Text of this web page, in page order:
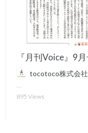
tocotoco株式会社
895 Views